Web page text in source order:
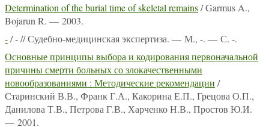
Determination of the burial time of skeletal remains/ Garmus A.,
Bojarun R. — 2003.
-/ - // Судебно-медицинская экспертиза. — М., -. — С. -.
Основные принципы выбора и кодирования первоначальной
причины смерти больных со злокачественными
новообразованиями : Методические рекомендации /
Старинский В.В., Франк Г.А., Какорина Е.П., Грецова О.П.,
Данилова Т.В., Петрова Г.В., Харченко Н.В., Простов Ю.И.
— 2001.